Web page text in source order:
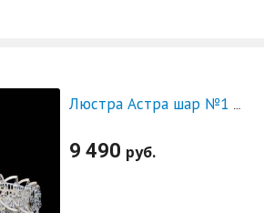
Люстра Астра шар №1 Черная белая
9 490 руб.